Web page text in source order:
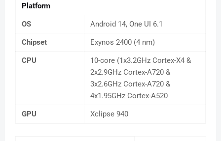
Platform
OS Android 14, One UI 6.1
Chipset Exynos 2400 (4 nm)
CPU
10-core (1x3.2GHz Cortex-X4 &
2x2.9GHz Cortex-A720 &
3x2.6GHz Cortex-A720 &
4x1.95GHz Cortex-A520
GPU Xclipse 940